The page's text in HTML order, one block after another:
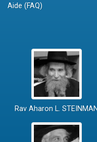
Aide (FAQ)
Rav Aharon L.